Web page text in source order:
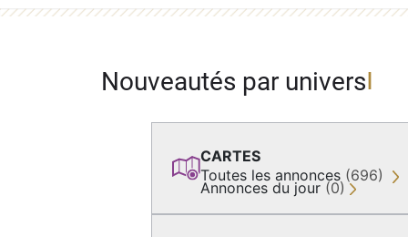
Nouveautés par univers
CARTES
Toutes les annonces (696)
Annonces du jour (0)